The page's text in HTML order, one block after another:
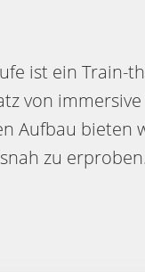
ist ein Train-
von
Aufbau bieten
zu